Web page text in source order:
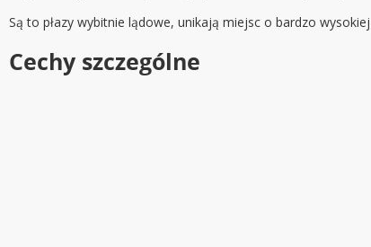
Są to płazy wybitnie lądowe, unikają miejsc o bardzo
Cechy szczególne